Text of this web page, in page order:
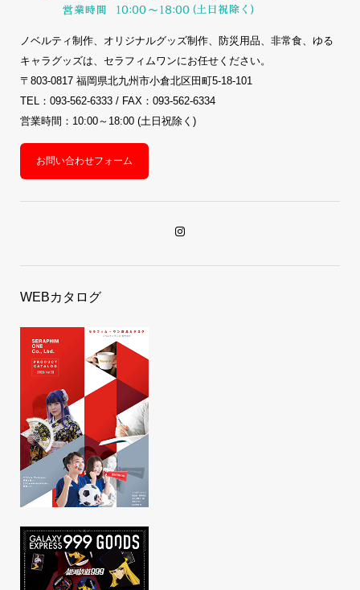
ノベルティ制作、オリジナルグッズ制作、防災用品、非常食、ゆる
キャラグッズは、セラフィムワンにお任せください。
〒803-0817 福岡県北九州市小倉北区田町5-18-101
TEL：093-562-6333 / FAX：093-562-6334
営業時間：10:00～18:00 (土日祝除く)
お問い合わせフォーム
WEBカタログ